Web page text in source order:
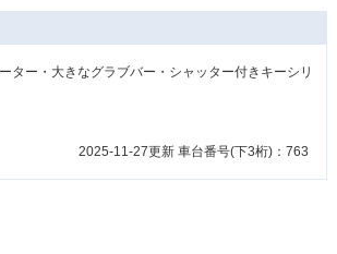
ター・大きなグラブバー・シャッター付きキーシリ
2025-11-27更新 車台番号(下3桁)：763